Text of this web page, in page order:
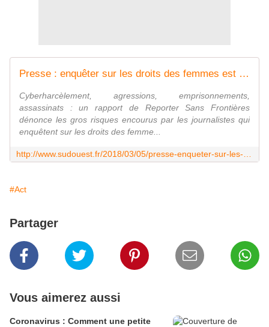
Presse : enquêter sur les droits des femmes est dangereux selon RSF
Cyberharcèlement, agressions, emprisonnements,
assassinats : un rapport de Reporter Sans Frontières
dénonce les gros risques encourus par les journalistes qui
enquêtent sur les droits des femme...
#Act
Partager
Vous aimerez aussi
Coronavirus : Comment une petite